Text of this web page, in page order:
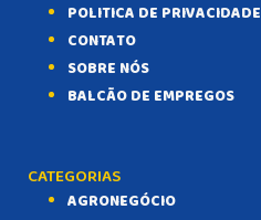
POLITICA DE PRIVACIDADE
CONTATO
SOBRE NÓS
BALCÃO DE EMPREGOS
CATEGORIAS
AGRONEGÓCIO